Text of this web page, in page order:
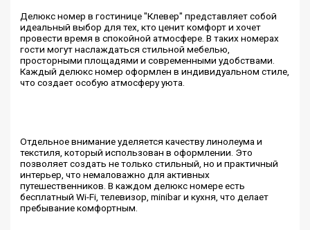
Делюкс номер в гостинице "Клевер" представляет собой
идеальный выбор для тех, кто ценит комфорт и хочет
провести время в спокойной атмосфере. В таких номерах
гости могут наслаждаться стильной мебелью,
просторными площадями и современными удобствами.
Каждый делюкс номер оформлен в индивидуальном стиле,
что создает особую атмосферу уюта.
Отдельное внимание уделяется качеству линолеума и
текстиля, который использован в оформлении. Это
позволяет создать не только стильный, но и практичный
интерьер, что немаловажно для активных
путешественников. В каждом делюкс номере есть
бесплатный Wi-Fi, телевизор, minibar и кухня, что делает
пребывание комфортным.